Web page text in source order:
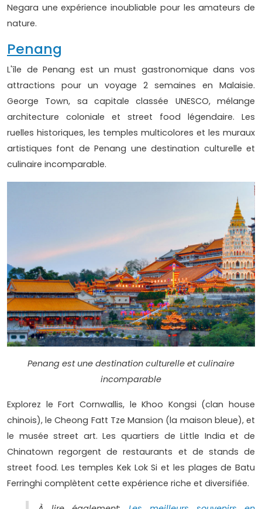
Negara une expérience inoubliable pour les amateurs de
nature.
Penang
L'île de Penang est un must gastronomique dans vos
attractions pour un voyage 2 semaines en Malaisie.
George Town, sa capitale classée UNESCO, mélange
architecture coloniale et street food légendaire. Les
ruelles historiques, les temples multicolores et les muraux
artistiques font de Penang une destination culturelle et
culinaire incomparable.
Penang est une destination culturelle et culinaire
incomparable
Explorez le Fort Cornwallis, le Khoo Kongsi (clan house
chinois), le Cheong Fatt Tze Mansion (la maison bleue), et
le musée street art. Les quartiers de Little India et de
Chinatown regorgent de restaurants et de stands de
street food. Les temples Kek Lok Si et les plages de Batu
Ferringhi complètent cette expérience riche et diversifiée.